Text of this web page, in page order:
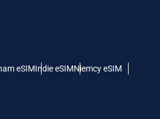
eSIMIndie eSIMNiemcy eSIM